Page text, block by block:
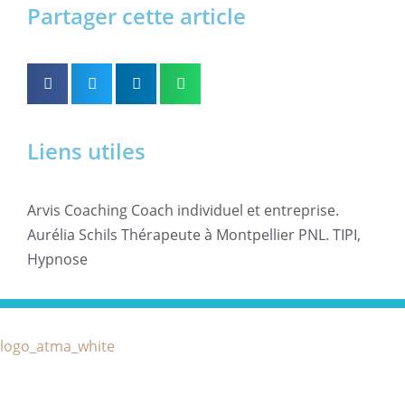
Partager cette article
Liens utiles
Arvis Coaching Coach individuel et entreprise.
Aurélia Schils Thérapeute à Montpellier PNL. TIPI,
Hypnose